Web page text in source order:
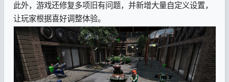
此外，游戏还修复多项旧有问题，并新增大量自定义设置，
让玩家根据喜好调整体验。